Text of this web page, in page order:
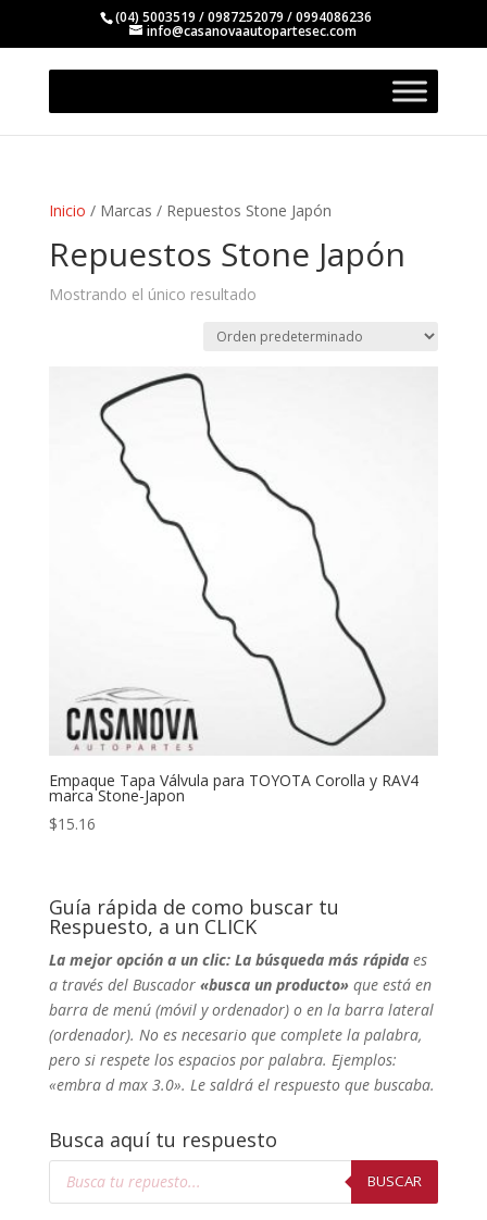
(04) 5003519 / 0987252079 / 0994086236
info@casanovaautopartesec.com
Inicio / Marcas / Repuestos Stone Japón
Repuestos Stone Japón
Mostrando el único resultado
Empaque Tapa Válvula para TOYOTA Corolla y RAV4
marca Stone-Japon
$15.16
Guía rápida de como buscar tu
Respuesto, a un CLICK
La mejor opción a un clic: La búsqueda más rápida es
a través del Buscador«busca un producto»que está en
barra de menú (móvil y ordenador) o en la barra lateral
(ordenador). Noes necesario que complete la palabra,
pero si respete los espacios por palabra. Ejemplos:
«embra d max 3.0». Le saldrá el respuesto que buscaba.
Busca aquí tu respuesto
Búsqueda
BUSCAR